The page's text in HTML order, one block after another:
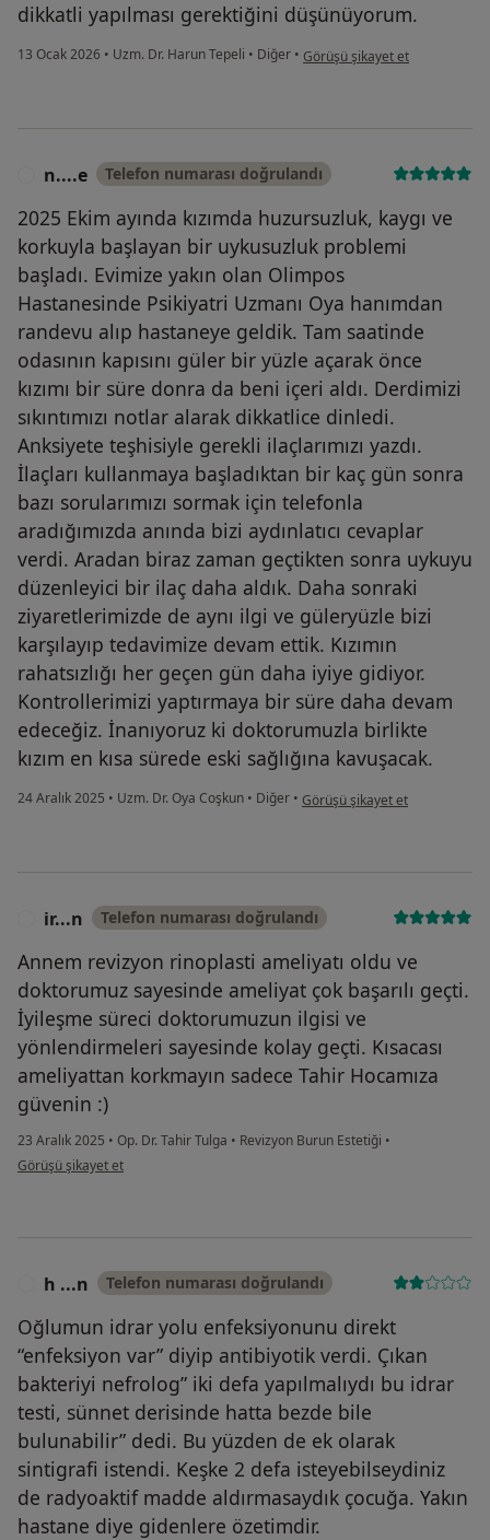
dikkatli yapılması gerektiğini düşünüyorum.
13 Ocak 2026 • Uzm. Dr. Harun Tepeli • Diğer • kullanıcının görüşüne göre
Görüşü şikayet et
n....e Telefon numarası doğrulandı
2025 Ekim ayında kızımda huzursuzluk, kaygı ve
korkuyla başlayan bir uykusuzluk problemi
başladı. Evimize yakın olan Olimpos
Hastanesinde Psikiyatri Uzmanı Oya hanımdan
randevu alıp hastaneye geldik. Tam saatinde
odasının kapısını güler bir yüzle açarak önce
kızımı bir süre donra da beni içeri aldı. Derdimizi
sıkıntımızı notlar alarak dikkatlice dinledi.
Anksiyete teşhisiyle gerekli ilaçlarımızı yazdı.
İlaçları kullanmaya başladıktan bir kaç gün sonra
bazı sorularımızı sormak için telefonla
aradığımızda anında bizi aydınlatıcı cevaplar
verdi. Aradan biraz zaman geçtikten sonra uykuyu
düzenleyici bir ilaç daha aldık. Daha sonraki
ziyaretlerimizde de aynı ilgi ve güleryüzle bizi
karşılayıp tedavimize devam ettik. Kızımın
rahatsızlığı her geçen gün daha iyiye gidiyor.
Kontrollerimizi yaptırmaya bir süre daha devam
edeceğiz. İnanıyoruz ki doktorumuzla birlikte
kızım en kısa sürede eski sağlığına kavuşacak.
24 Aralık 2025 • Uzm. Dr. Oya Coşkun • Diğer • kullanıcının görüşüne göre
Görüşü şikayet et
ir...n Telefon numarası doğrulandı
Annem revizyon rinoplasti ameliyatı oldu ve
doktorumuz sayesinde ameliyat çok başarılı geçti.
İyileşme süreci doktorumuzun ilgisi ve
yönlendirmeleri sayesinde kolay geçti. Kısacası
ameliyattan korkmayın sadece Tahir Hocamıza
güvenin :)
23 Aralık 2025 • Op. Dr. Tahir Tulga • Revizyon Burun Estetiği •
kullanıcının görüşüne göre ir...n
Görüşü şikayet et
h ...n Telefon numarası doğrulandı
Oğlumun idrar yolu enfeksiyonunu direkt
“enfeksiyon var” diyip antibiyotik verdi. Çıkan
bakteriyi nefrolog” iki defa yapılmalıydı bu idrar
testi, sünnet derisinde hatta bezde bile
bulunabilir” dedi. Bu yüzden de ek olarak
sintigrafi istendi. Keşke 2 defa isteyebilseydiniz
de radyoaktif madde aldırmasaydık çocuğa. Yakın
hastane diye gidenlere özetimdir.